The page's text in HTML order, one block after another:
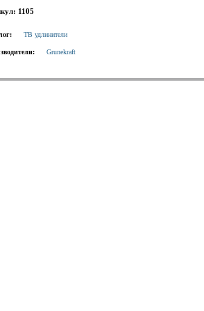
1105
ТВ удлинители
Grunekraft